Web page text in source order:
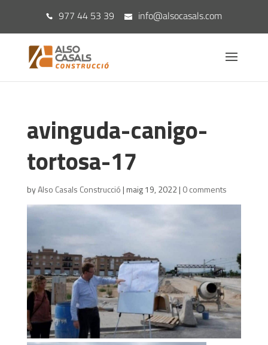
977 44 53 39 info@alsocasals.com
avinguda-canigo-
tortosa-17
byAlso Casals Construcció | maig 19, 2022| 0 comments